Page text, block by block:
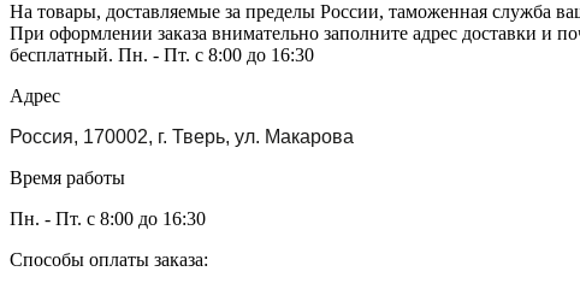
На товары, доставляемые за пределы России, таможенная служба
При оформлении заказа внимательно заполните адрес доставки и
бесплатный. Пн. - Пт. с 8:00 до 16:30
Адрес
Россия, 170002, г. Тверь, ул. Макарова
Время работы
Пн. - Пт. с 8:00 до 16:30
Способы оплаты заказа: